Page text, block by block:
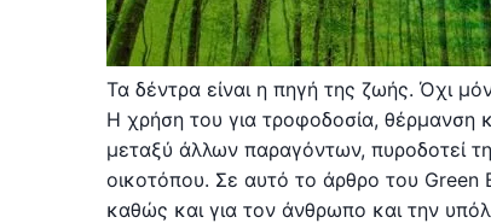
Τα δέντρα είναι η πηγή της ζωής. Όχι
Η χρήση του για τροφοδοσία, θέρμανση
μεταξύ άλλων παραγόντων, πυροδοτεί
οικοτόπου. Σε αυτό το άρθρο του Green
καθώς και για τον άνθρωπο και την